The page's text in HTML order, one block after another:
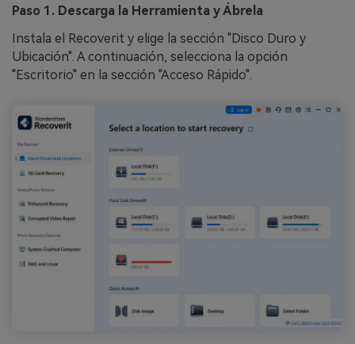
Paso 1. Descarga la Herramienta y Ábrela
Instala el Recoverit y elige la sección "Disco Duro y
Ubicación". A continuación, selecciona la opción
"Escritorio" en la sección "Acceso Rápido".